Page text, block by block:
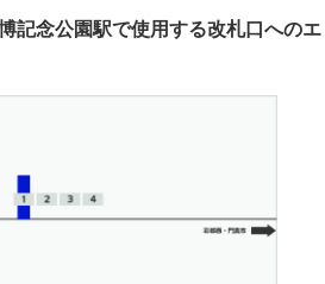
記念公園駅で使用する改札口へのエ